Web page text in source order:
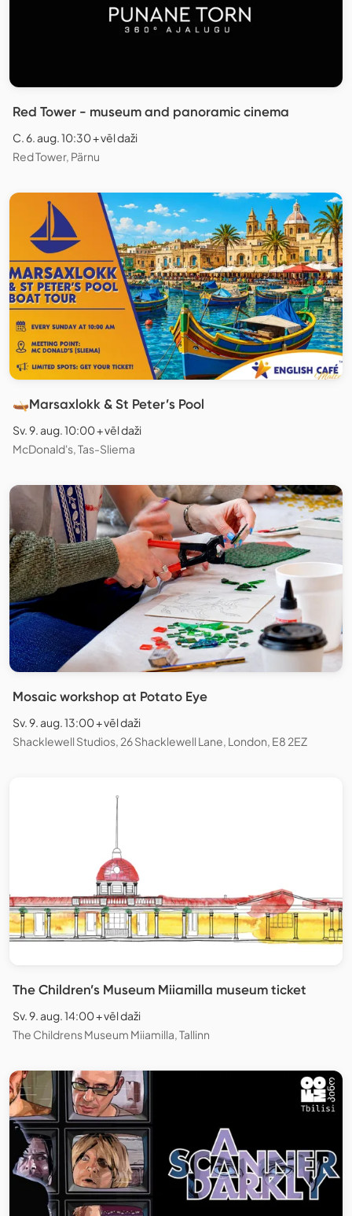
Red Tower - museum and panoramic cinema
C. 6. aug. 10:30 + vēl daži
Red Tower, Pärnu
🛶Marsaxlokk & St Peter’s Pool
Sv. 9. aug. 10:00 + vēl daži
McDonald's, Tas-Sliema
Mosaic workshop at Potato Eye
Sv. 9. aug. 13:00 + vēl daži
Shacklewell Studios, 26 Shacklewell Lane, London, E8 2EZ
The Children’s Museum Miiamilla museum ticket
Sv. 9. aug. 14:00 + vēl daži
The Childrens Museum Miiamilla, Tallinn